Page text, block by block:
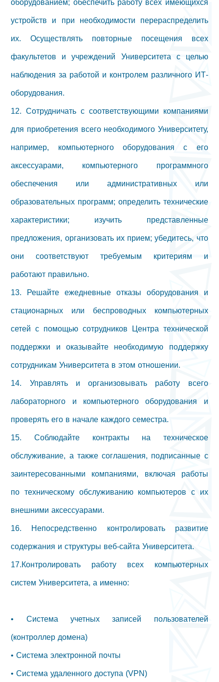
устройств и при необходимости перераспределить
их. Осуществлять повторные посещения всех
факультетов и учреждений Университета с целью
наблюдения за работой и контролем различного ИТ-
оборудования.
12. Сотрудничать с соответствующими компаниями
для приобретения всего необходимого Университету,
например, компьютерного оборудования с его
аксессуарами, компьютерного программного
обеспечения или административных или
образовательных программ; определить технические
характеристики; изучить представленные
предложения, организовать их прием; убедитесь, что
они соответствуют требуемым критериям и
работают правильно.
13. Решайте ежедневные отказы оборудования и
стационарных или беспроводных компьютерных
сетей с помощью сотрудников Центра технической
поддержки и оказывайте необходимую поддержку
сотрудникам Университета в этом отношении.
14. Управлять и организовывать работу всего
лабораторного и компьютерного оборудования и
проверять его в начале каждого семестра.
15. Соблюдайте контракты на техническое
обслуживание, а также соглашения, подписанные с
заинтересованными компаниями, включая работы
по техническому обслуживанию компьютеров с их
внешними аксессуарами.
16. Непосредственно контролировать развитие
содержания и структуры веб-сайта Университета.
17.Контролировать работу всех компьютерных
систем Университета, а именно:
• Система учетных записей пользователей
(контроллер домена)
• Система электронной почты
• Система удаленного доступа (VPN)